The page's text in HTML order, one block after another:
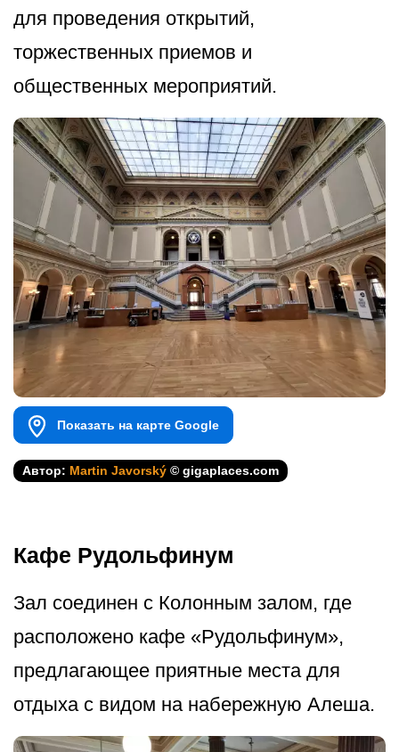
для проведения открытий,
торжественных приемов и
общественных мероприятий.
Показать на карте Google
Автор: Martin Javorský © gigaplaces.com
Кафе Рудольфинум
Зал соединен с Колонным залом, где
расположено кафе «Рудольфинум»,
предлагающее приятные места для
отдыха с видом на набережную Алеша.